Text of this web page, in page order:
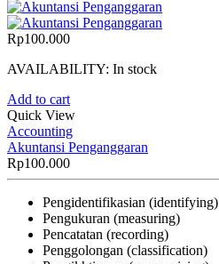
Rp100.000
AVAILABILITY: In stock
Add to cart
Quick View
Accounting
Akuntansi Penganggaran
Rp100.000
Pengidentifikasian (identifying)
Pengukuran (measuring)
Pencatatan (recording)
Penggolongan (classification)